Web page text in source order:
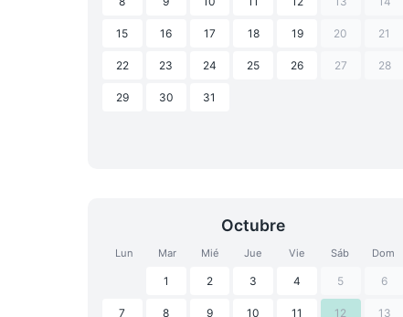
15 16 17 18 19 20 21
22 23 24 25 26 27 28
29 30 31
Octubre
Lun Mar Mié Jue Vie Sáb Dom
1 2 3 4 5 6
7 8 9 10 11 12 13